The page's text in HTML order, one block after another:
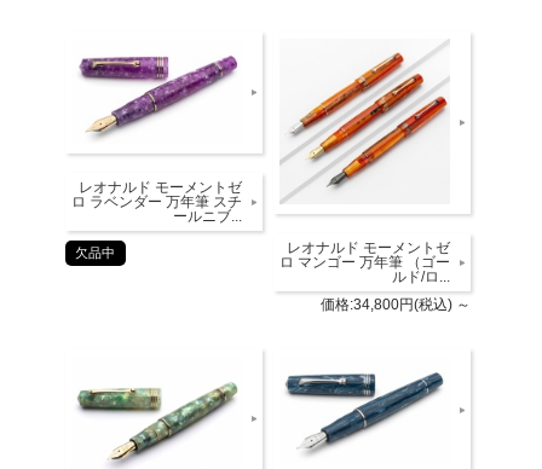
レオナルド モーメントゼ
ロ ラベンダー 万年筆 スチ
ールニブ...
欠品中
レオナルド モーメントゼ
ロ マンゴー 万年筆 （ゴー
ルド/ロ...
価格:34,800円(税込) ～